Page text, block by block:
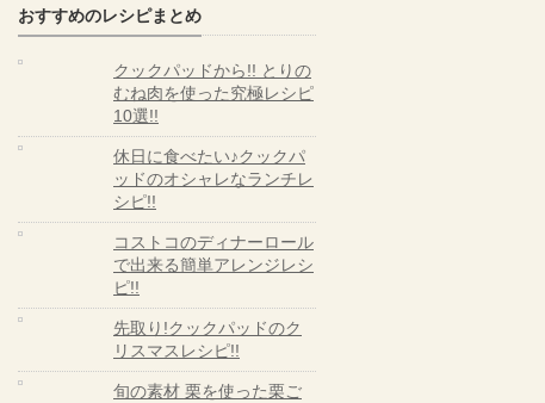
おすすめのレシピまとめ
クックパッドから!! とりの
むね肉を使った究極レシピ
10選!!
休日に食べたい♪クックパ
ッドのオシャレなランチレ
シピ!!
コストコのディナーロール
で出来る簡単アレンジレシ
ピ!!
先取り!クックパッドのク
リスマスレシピ!!
旬の素材 栗を使った栗ご